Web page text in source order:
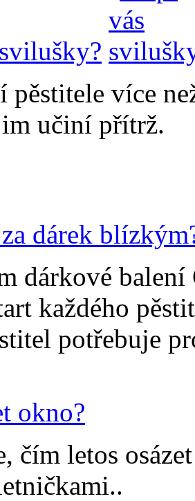
pěstitele více
učiní přítrž.
dárek
dárkové
každého
potřebuje
okno?
čím letos